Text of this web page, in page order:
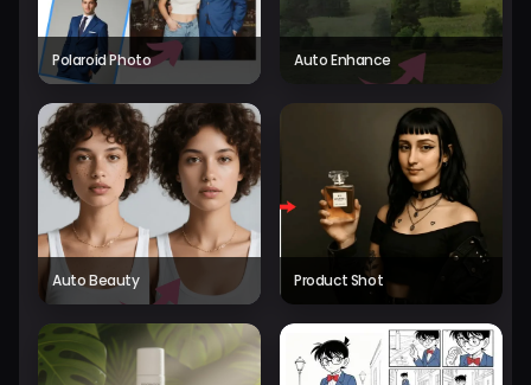
Polaroid Photo Auto Enhance
Auto Beauty Product Shot